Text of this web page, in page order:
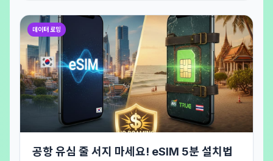
데이터 로밍
공항 유심 줄 서지 마세요! eSIM 5분 설치법